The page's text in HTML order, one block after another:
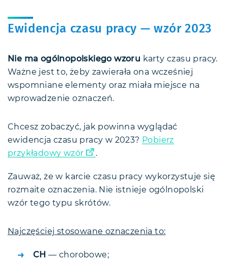
Ewidencja czasu pracy — wzór 2023
Nie ma ogólnopolskiego wzoru karty czasu pracy.
Ważne jest to, żeby zawierała ona wcześniej
wspomniane elementy oraz miała miejsce na
wprowadzenie oznaczeń.
Chcesz zobaczyć, jak powinna wyglądać
ewidencja czasu pracy w 2023? Pobierz
przykładowy wzór
.
Zauważ, że w karcie czasu pracy wykorzystuje się
rozmaite oznaczenia. Nie istnieje ogólnopolski
wzór tego typu skrótów.
Najczęściej stosowane oznaczenia to:
CH — chorobowe;